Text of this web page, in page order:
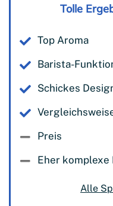
Tolle
Top Aroma
Barista-
Schickes
Preis
Eher komplexe
Alle